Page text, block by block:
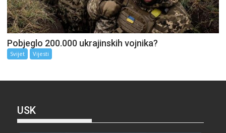
Pobjeglo 200.000 ukrajinskih vojnika?
Svijet Vijesti
USK